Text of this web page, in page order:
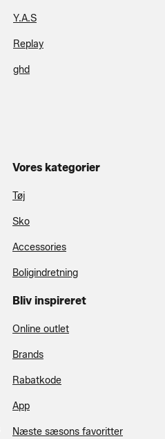
Y.A.S
Replay
ghd
Vores kategorier
Tøj
Sko
Accessories
Boligindretning
Bliv inspireret
Online outlet
Brands
Rabatkode
App
Næste sæsons favoritter